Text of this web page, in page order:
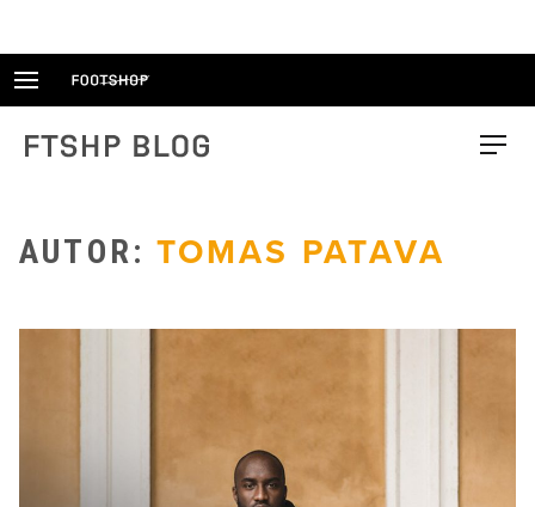
FTSHP blog Menu
AUTOR: TOMAS PATAVA